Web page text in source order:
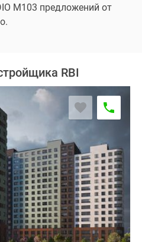
M103 предложений от
RBI